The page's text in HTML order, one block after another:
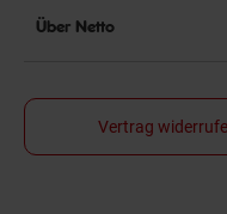
Über Netto
Vertrag